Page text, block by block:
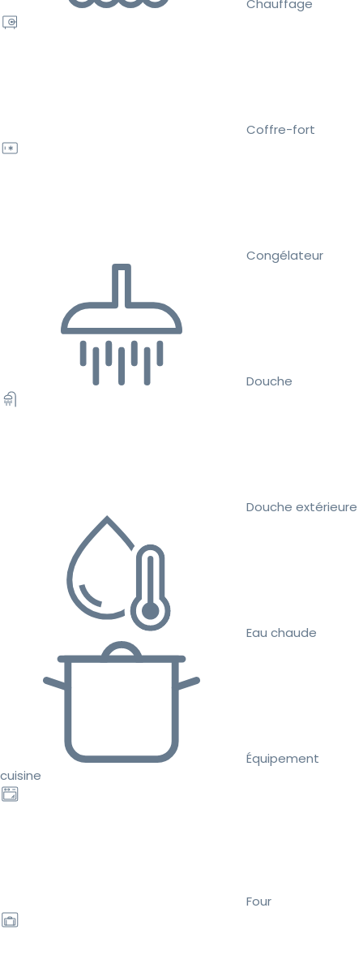
Coffre-fort
Congélateur
Douche
Douche extérieure
Eau chaude
Équipement
cuisine
Four